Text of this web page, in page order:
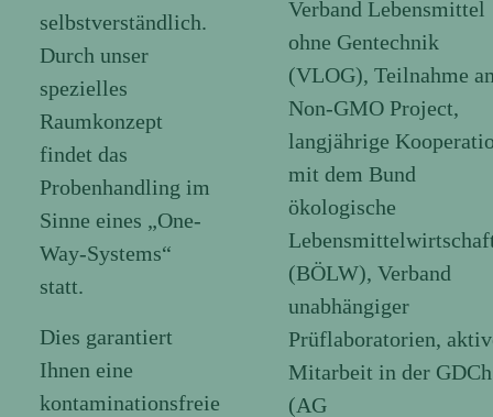
selbstverständlich.
Durch unser
spezielles
Raumkonzept
findet das
Probenhandling im
Sinne eines „One-
Way-Systems“
statt.
Dies garantiert
Ihnen eine
kontaminationsfreie
Verband Lebensmittel
ohne Gentechnik
(VLOG), Teilnahme
Non-GMO Project,
langjährige
mit dem Bund
ökologische
(BÖLW), Verband
unabhängiger
Prüflaboratorien,
Mitarbeit in der GDCh
(AG